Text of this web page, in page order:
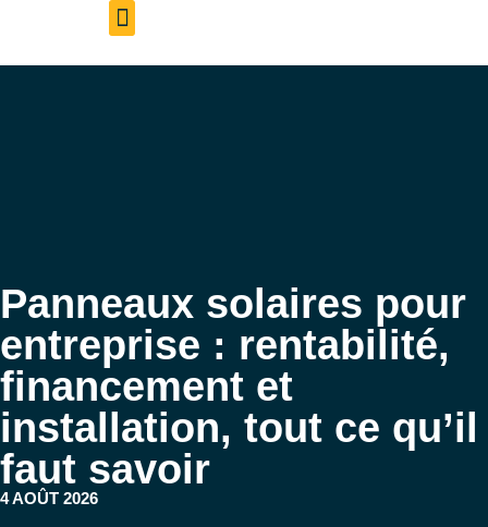
Panneaux solaires pour
entreprise : rentabilité,
financement et
installation, tout ce qu’il
faut savoir
4 AOÛT 2026